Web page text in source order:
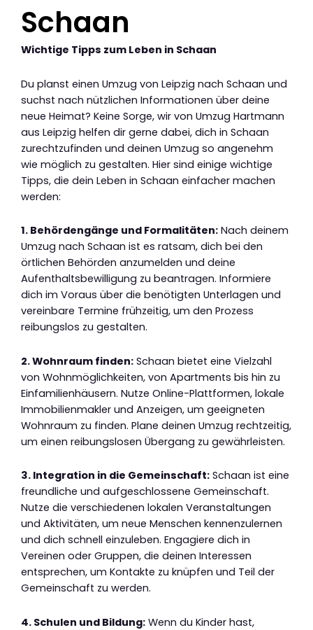
Schaan
Wichtige Tipps zum Leben in Schaan
Du planst einen Umzug von Leipzig nach Schaan und
suchst nach nützlichen Informationen über deine
neue Heimat? Keine Sorge, wir von Umzug Hartmann
aus Leipzig helfen dir gerne dabei, dich in Schaan
zurechtzufinden und deinen Umzug so angenehm
wie möglich zu gestalten. Hier sind einige wichtige
Tipps, die dein Leben in Schaan einfacher machen
werden:
1. Behördengänge und Formalitäten: Nach deinem
Umzug nach Schaan ist es ratsam, dich bei den
örtlichen Behörden anzumelden und deine
Aufenthaltsbewilligung zu beantragen. Informiere
dich im Voraus über die benötigten Unterlagen und
vereinbare Termine frühzeitig, um den Prozess
reibungslos zu gestalten.
2. Wohnraum finden: Schaan bietet eine Vielzahl
von Wohnmöglichkeiten, von Apartments bis hin zu
Einfamilienhäusern. Nutze Online-Plattformen, lokale
Immobilienmakler und Anzeigen, um geeigneten
Wohnraum zu finden. Plane deinen Umzug rechtzeitig,
um einen reibungslosen Übergang zu gewährleisten.
3. Integration in die Gemeinschaft: Schaan ist eine
freundliche und aufgeschlossene Gemeinschaft.
Nutze die verschiedenen lokalen Veranstaltungen
und Aktivitäten, um neue Menschen kennenzulernen
und dich schnell einzuleben. Engagiere dich in
Vereinen oder Gruppen, die deinen Interessen
entsprechen, um Kontakte zu knüpfen und Teil der
Gemeinschaft zu werden.
4. Schulen und Bildung: Wenn du Kinder hast,